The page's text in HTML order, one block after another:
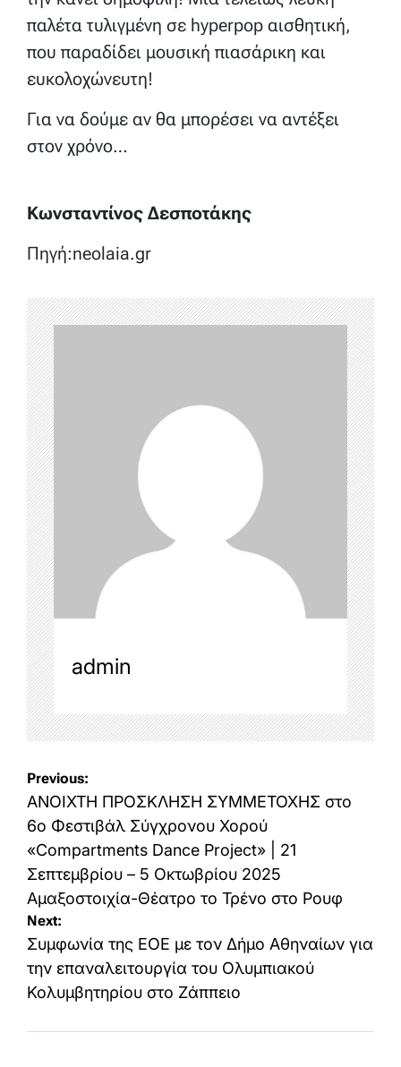
παλέτα τυλιγμένη σε hyperpop αισθητική,
που παραδίδει μουσική πιασάρικη και
ευκολοχώνευτη!
Για να δούμε αν θα μπορέσει να αντέξει
στον χρόνο…
Κωνσταντίνος Δεσποτάκης
Πηγή:neolaia.gr
admin
Post
navigation
Previous:
ANOIXTH ΠΡΟΣΚΛΗΣΗ ΣΥΜΜΕΤΟΧΗΣ στο
6ο Φεστιβάλ Σύγχρονου Χορού
«Compartments Dance Project» | 21
Σεπτεμβρίου – 5 Οκτωβρίου 2025
Αμαξοστοιχία-Θέατρο το Τρένο στο Ρουφ
Next:
Συμφωνία της ΕΟΕ με τον Δήμο Αθηναίων για
την επαναλειτουργία του Ολυμπιακού
Κολυμβητηρίου στο Ζάππειο